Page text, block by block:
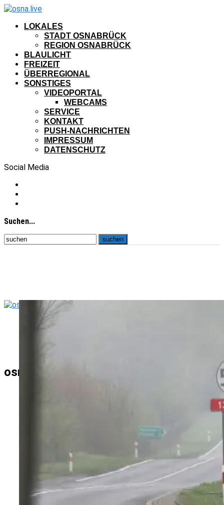
LOKALES
STADT OSNABRÜCK
REGION OSNABRÜCK
BLAULICHT
FREIZEIT
ÜBERREGIONAL
SONSTIGES
VIDEOPORTAL
WEBCAMS
SERVICE
KONTAKT
PUSH-NACHRICHTEN
IMPRESSUM
DATENSCHUTZ
Social Media
Suchen...
osna.live